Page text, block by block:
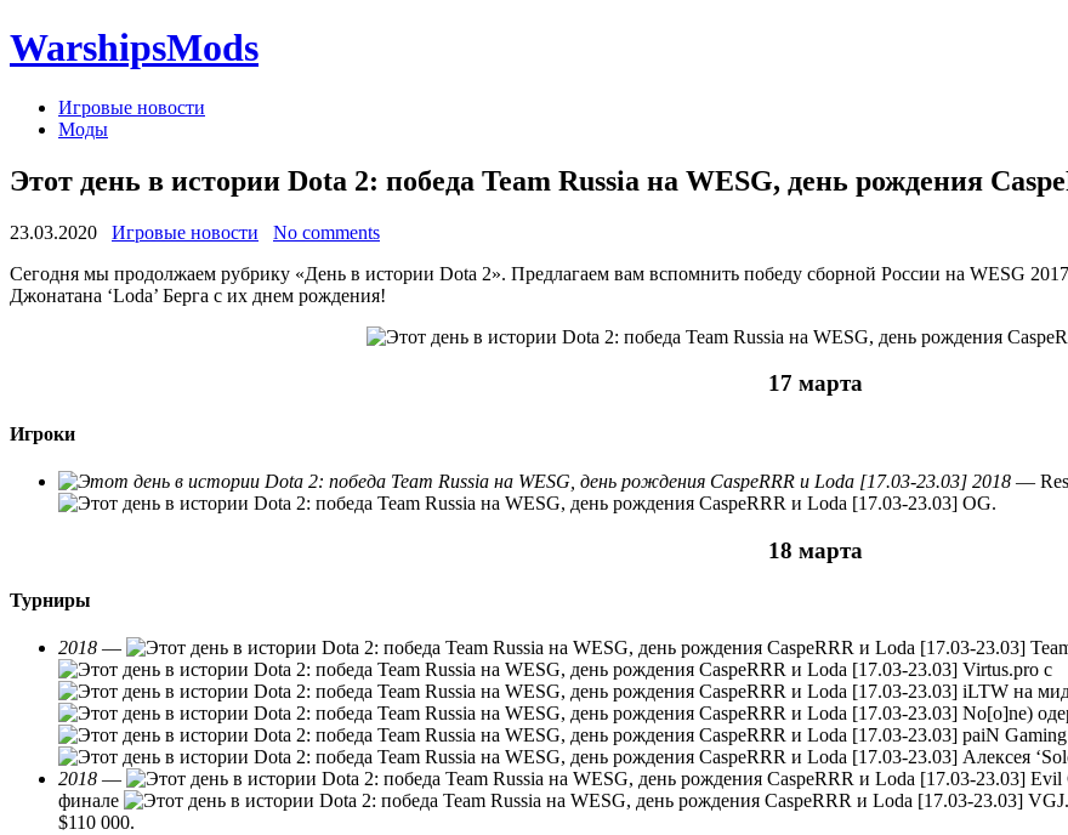
WarshipsMods
Игровые новости
Моды
Этот день в истории Dota 2: победа Team Russia на WESG, день рождения
23.03.2020 Игровые новости
No comments
Сегодня мы продолжаем рубрику «День в истории Dota 2». Предлагаем вам вспомнить победу сборной России на WESG
Джонатана ‘Loda’ Берга с их днем рождения!
17 марта
Игроки
2018 —
OG.
18 марта
Турниры
2018 —
Virtus.pro с
iLTW на
No[o]ne)
paiN
Алексея
2018 —
Evil
финале
$110 000.